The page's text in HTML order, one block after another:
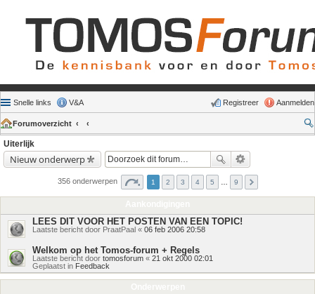
Snelle links V&A Aanmelden
Registreer
Forumoverzicht
Uiterlijk
Nieuw onderwerp
356 onderwerpen 1 2 3 4 5 9
LEES DIT VOOR HET POSTEN VAN EEN TOPIC!
Laatste bericht door PraatPaal « 06 feb 2006 20:58
Welkom op het Tomos-forum + Regels
Laatste bericht door tomosforum « 21 okt 2000 02:01
Geplaatst in Feedback